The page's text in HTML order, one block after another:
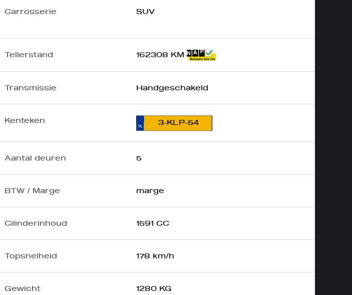
Carrosserie SUV
Tellerstand 162308 KM
Transmissie Handgeschakeld
Kenteken 3-KLP-54
Aantal deuren 5
BTW / Marge marge
Cilinderinhoud 1591 CC
Topsnelheid 178 km/h
Gewicht 1280 KG